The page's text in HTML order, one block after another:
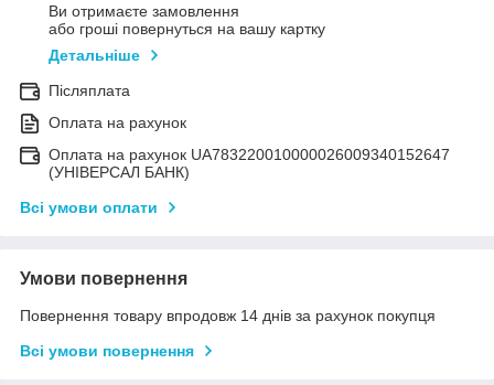
Ви отримаєте замовлення
або гроші повернуться на вашу картку
Детальніше
Післяплата
Оплата на рахунок
Оплата на рахунок UA783220010000026009340152647
(УНІВЕРСАЛ БАНК)
Всі умови оплати
Умови повернення
Повернення товару впродовж 14 днів за рахунок покупця
Всі умови повернення